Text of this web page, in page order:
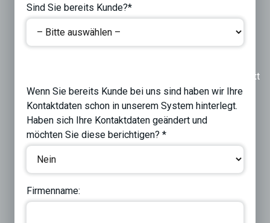
Sind Sie bereits Kunde?*
Next
Wenn Sie bereits Kunde bei uns sind haben wir Ihre
Kontaktdaten schon in unserem System hinterlegt.
Haben sich Ihre Kontaktdaten geändert und
möchten Sie diese berichtigen? *
Firmenname: